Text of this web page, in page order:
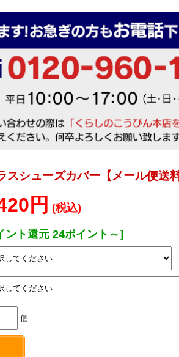
スシューズカバー【メール便送料
円 (税込)
ント還元 24ポイント～]
個